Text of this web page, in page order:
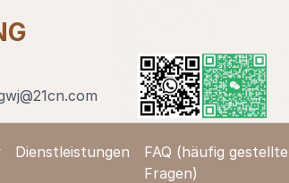
Dienstleistungen
FAQ (häufig gestellte
Fragen)